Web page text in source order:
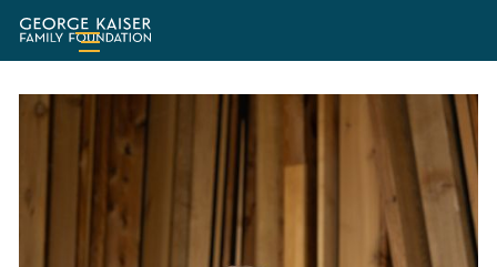
Fundación
de
Familia
George